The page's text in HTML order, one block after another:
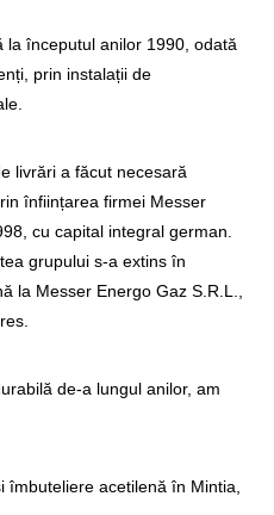
începutul anilor 1990, odată
prin instalații de
livrări a făcut necesară
înființarea firmei Messer
cu capital integral german.
grupului s-a extins în
la Messer Energo Gaz S.R.L.,
de-a lungul anilor, am
acetilenă în Mintia,